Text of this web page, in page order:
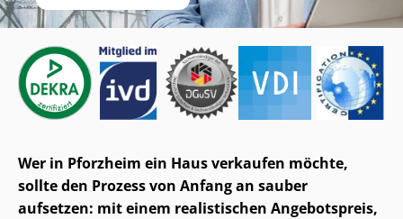
Wer in Pforzheim ein Haus verkaufen möchte,
sollte den Prozess von Anfang an sauber
aufsetzen: mit einem realistischen Angebotspreis,